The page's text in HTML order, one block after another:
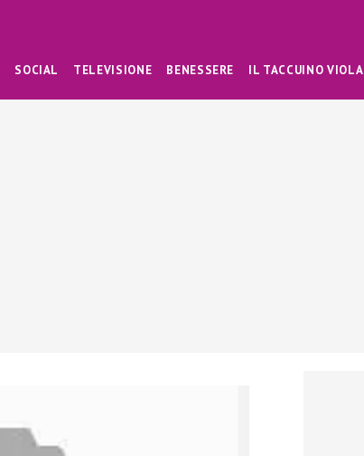
SOCIAL TELEVISIONE BENESSERE IL TACCUINO VIOLA